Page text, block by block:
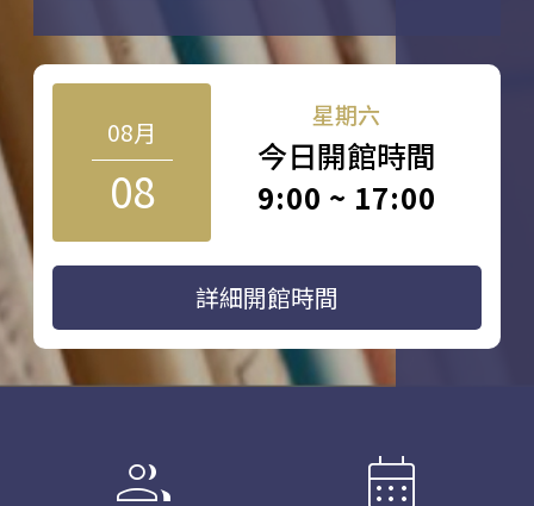
08月
08
星期六
今日開館時間
9:00 ~ 17:00
詳細開館時間
group calendar_month